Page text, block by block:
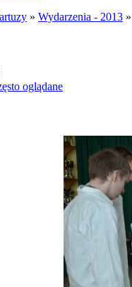
» Wydarzenia - 2013
oglądane